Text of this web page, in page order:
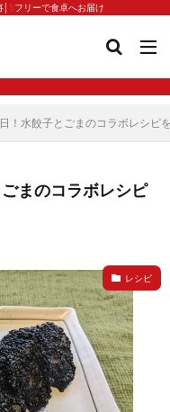
フリーで食卓へお届け
！水餃子とごまのコラボレシピ
まのコラボレシピ
レシピ
スーパー
水餃子
炒飯
焼きそば
栄養
春雨
小籠包と飲みたい
々麺
揚げ餃子
硬くなる
外食事業
鍋スープ
養 餃子
辛